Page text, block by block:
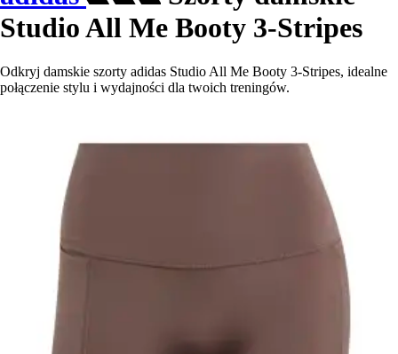
Studio All Me Booty 3-Stripes
Odkryj damskie szorty adidas Studio All Me Booty 3-Stripes, idealne
połączenie stylu i wydajności dla twoich treningów.